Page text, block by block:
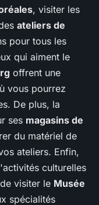
, visiter les
ateliers de
pour tous les
qui aiment le
offrent une
vous pourrez
De plus, la
ses magasins de
du matériel de
ateliers. Enfin,
culturelles
visiter le Musée
spécialités